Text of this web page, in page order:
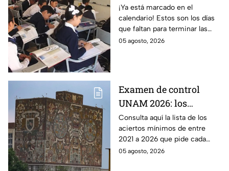
quedan de las
vacaciones de verano
antes del regreso a
clases
¡Ya está marcado en el
calendario! Estos son los días
que faltan para terminar las
vacaciones de verano y que dé
05 agosto, 2026
Examen de control
UNAM 2026: los
aciertos mínimos que
pide cada carrera y
sede para ser
convocado
Consulta aquí la lista de los
aciertos mínimos de entre
2021 a 2026 que pide cada
carrera para ser convocado al
05 agosto, 2026